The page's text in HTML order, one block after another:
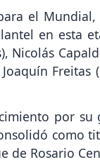
el Mundial,
en esta
Nicolás
Freitas
por su
como
de Rosario